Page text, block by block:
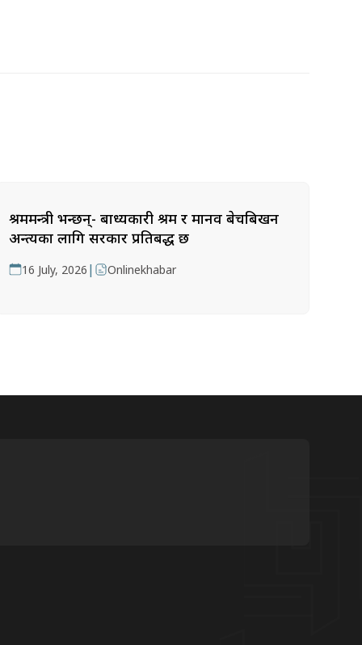
श्रममन्त्री भन्छन्- बाध्यकारी श्रम र मानव बेचबिखन
अन्त्यका लागि सरकार प्रतिबद्ध छ
16 July, 2026 | Onlinekhabar